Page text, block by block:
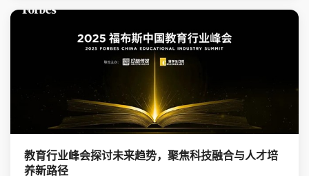
教育行业峰会探讨未来趋势，聚焦科技融合与人才培
养新路径